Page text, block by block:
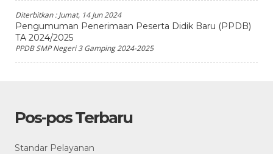
Diterbitkan :Jumat, 14 Jun 2024
Pengumuman Penerimaan Peserta Didik Baru (PPDB)
TA 2024/2025
PPDB SMP Negeri 3 Gamping 2024-2025
Pos-pos Terbaru
Standar Pelayanan